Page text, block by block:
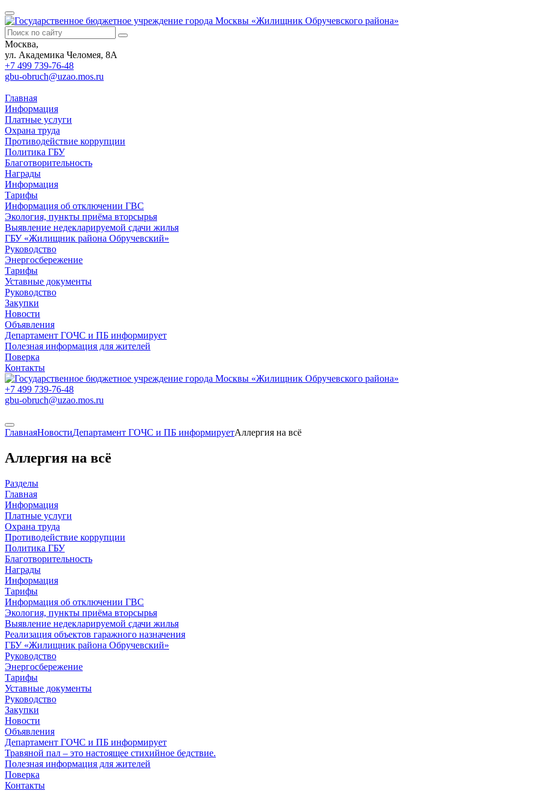
Москва,
ул. Академика Челомея, 8А
+7 499 739-76-48
gbu-obruch@uzao.mos.ru
Главная
Информация
Платные услуги
Охрана труда
Противодействие коррупции
Политика ГБУ
Благотворительность
Награды
Информация
Тарифы
Информация об отключении ГВС
Экология, пункты приёма вторсырья
Выявление недекларируемой сдачи жилья
ГБУ «Жилищник района Обручевский»
Руководство
Энергосбережение
Тарифы
Уставные документы
Руководство
Закупки
Новости
Объявления
Департамент ГОЧС и ПБ информирует
Полезная информация для жителей
Поверка
Контакты
+7 499 739-76-48
gbu-obruch@uzao.mos.ru
ГлавнаяНовостиДепартамент ГОЧС и ПБ информируетАллергия на всё
Аллергия на всё
Разделы
Главная
Информация
Платные услуги
Охрана труда
Противодействие коррупции
Политика ГБУ
Благотворительность
Награды
Информация
Тарифы
Информация об отключении ГВС
Экология, пункты приёма вторсырья
Выявление недекларируемой сдачи жилья
Реализация объектов гаражного назначения
ГБУ «Жилищник района Обручевский»
Руководство
Энергосбережение
Тарифы
Уставные документы
Руководство
Закупки
Новости
Объявления
Департамент ГОЧС и ПБ информирует
Травяной пал – это настоящее стихийное бедствие.
Полезная информация для жителей
Поверка
Контакты